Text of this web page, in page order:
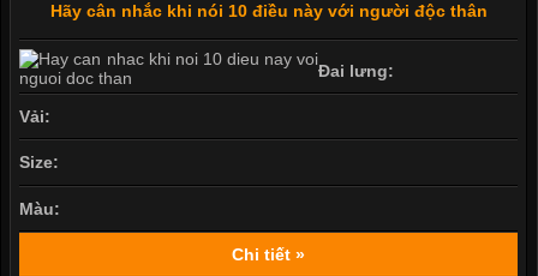
Hãy cân nhắc khi nói 10 điều này với người độc thân
Đai lưng:
Vải:
Size:
Màu:
Chi tiết »